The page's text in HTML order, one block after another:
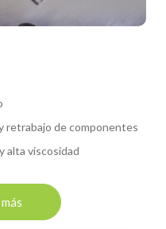
retrabajo de componentes
alta viscosidad